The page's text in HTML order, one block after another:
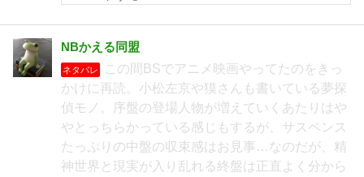
NBかえる同盟
ネタバレ
この間BSでアニメ映画やってたのをきっ
かけに再読。小松左京や獏さんも書いている夢探
偵モノ。序盤の登場人物が増えていくあたりはや
やとっちらかっている感じもするが、サスペンス
たっぷりの中盤の収束感はお見事…なのだが、精
神世界と現実が入り乱れる終盤は正直よく分から